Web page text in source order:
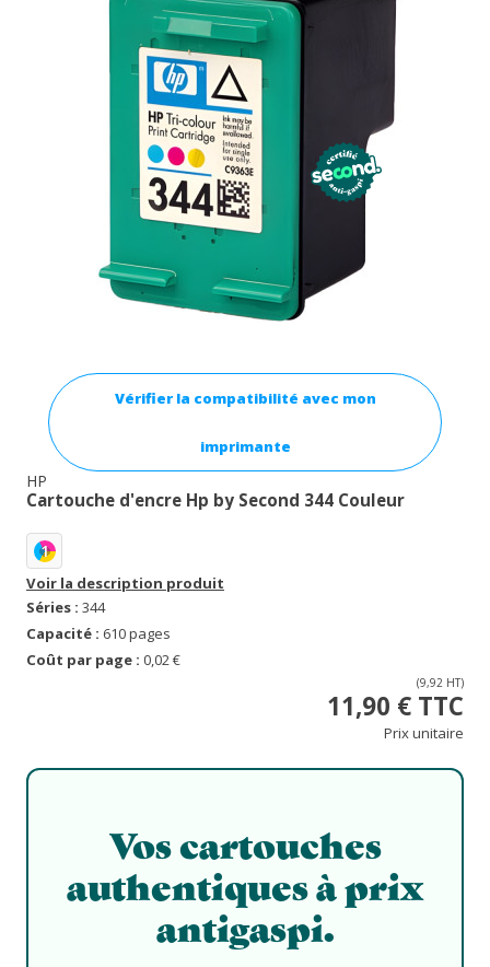
Vérifier la compatibilité avec mon
imprimante
HP
Cartouche d'encre Hp by Second 344 Couleur
1
Voir la description produit
Séries : 344
Capacité : 610 pages
Coût par page : 0,02 €
(9,92 HT)
11,90 € TTC
Prix unitaire
Vos cartouches
authentiques à prix
antigaspi.